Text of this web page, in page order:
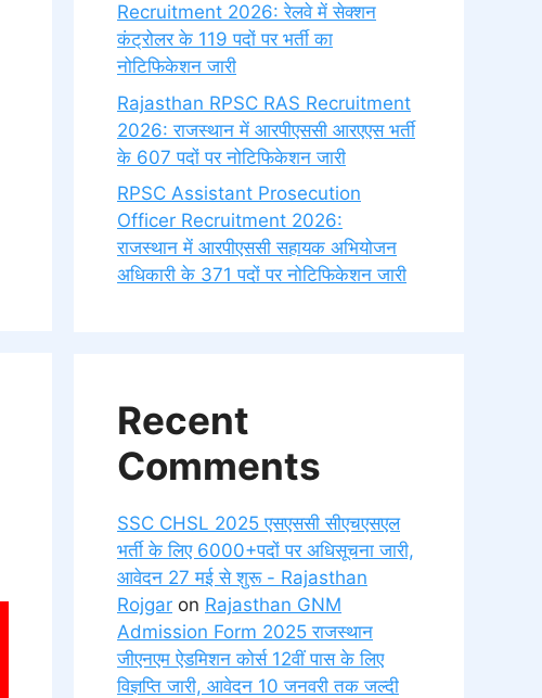
Recruitment 2026: रेलवे में सेक्शन
कंट्रोलर के 119 पदों पर भर्ती का
नोटिफिकेशन जारी
Rajasthan RPSC RAS Recruitment
2026: राजस्थान में आरपीएससी आरएएस भर्ती
के 607 पदों पर नोटिफिकेशन जारी
RPSC Assistant Prosecution
Officer Recruitment 2026:
राजस्थान में आरपीएससी सहायक अभियोजन
अधिकारी के 371 पदों पर नोटिफिकेशन जारी
Recent
Comments
SSC CHSL 2025 एसएससी सीएचएसएल
भर्ती के लिए 6000+पदों पर अधिसूचना जारी,
आवेदन 27 मई से शुरू - Rajasthan
Rojgar on Rajasthan GNM
Admission Form 2025 राजस्थान
जीएनएम ऐडमिशन कोर्स 12वीं पास के लिए
विज्ञप्ति जारी, आवेदन 10 जनवरी तक जल्दी